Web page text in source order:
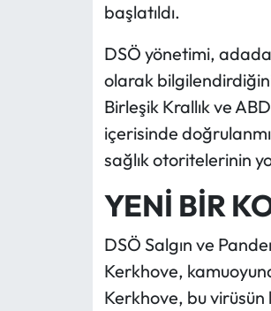
başlatıldı.
DSÖ yönetimi,
olarak
Birleşik Krallık ve
içerisinde
sağlık otoritelerinin
YENİ BİR
DSÖ Salgın ve
Kerkhove,
Kerkhove, bu virüsün